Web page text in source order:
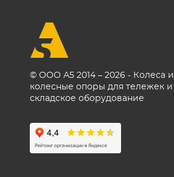
© ООО А5 2014 – 2026 - Колеса и
колесные опоры для тележек и
складское оборудование